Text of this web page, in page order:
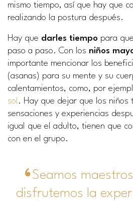
mismo tiempo, así que hay que
realizando la postura después.
Hay que darles tiempo para
paso a paso. Con los niños
importante mencionar los
(asanas) para su mente y su
calentamientos, como, por
sol . Hay que dejar que los niños
sensaciones y experiencias
igual que el adulto, tienen que
con en el grupo.
Seamos
disfrutemos la